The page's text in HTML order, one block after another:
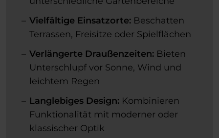
Vielfältige Einsatzorte: Beschatten
Terrassen, Freisitze oder Spielflächen
Verlängerte Draußenzeiten: Bieten
Unterschlupf vor Sonne, Wind und
leichtem Regen
Langlebiges Design: Kombinieren
Funktionalität mit moderner oder
klassischer Optik